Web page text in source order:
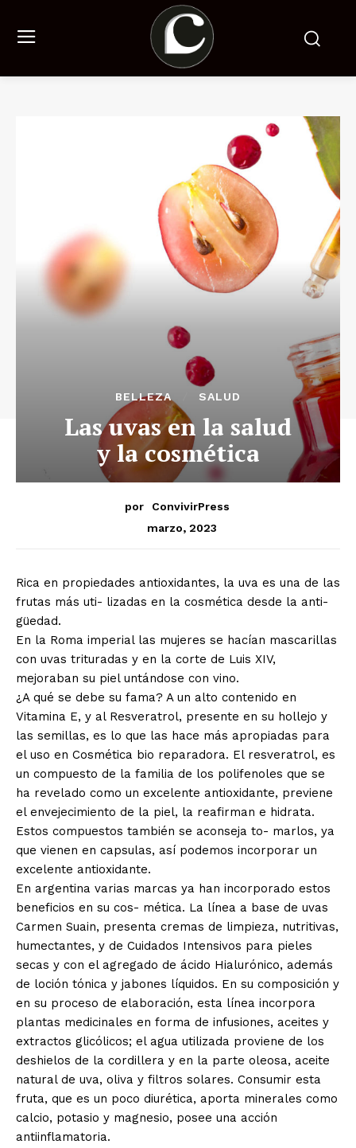
BELLEZA SALUD
Las uvas en la salud
y la cosmética
por
ConvivirPress
marzo, 2023
Rica en propiedades antioxidantes, la uva es una de las
frutas más uti- lizadas en la cosmética desde la anti-
güedad.
En la Roma imperial las mujeres se hacían mascarillas
con uvas trituradas y en la corte de Luis XIV,
mejoraban su piel untándose con vino.
¿A qué se debe su fama? A un alto contenido en
Vitamina E, y al Resveratrol, presente en su hollejo y
las semillas, es lo que las hace más apropiadas para
el uso en Cosmética bio reparadora. El resveratrol, es
un compuesto de la familia de los polifenoles que se
ha revelado como un excelente antioxidante, previene
el envejecimiento de la piel, la reafirman e hidrata.
Estos compuestos también se aconseja to- marlos, ya
que vienen en capsulas, así podemos incorporar un
excelente antioxidante.
En argentina varias marcas ya han incorporado estos
beneficios en su cos- mética. La línea a base de uvas
Carmen Suain, presenta cremas de limpieza, nutritivas,
humectantes, y de Cuidados Intensivos para pieles
secas y con el agregado de ácido Hialurónico, además
de loción tónica y jabones líquidos. En su composición y
en su proceso de elaboración, esta línea incorpora
plantas medicinales en forma de infusiones, aceites y
extractos glicólicos; el agua utilizada proviene de los
deshielos de la cordillera y en la parte oleosa, aceite
natural de uva, oliva y filtros solares. Consumir esta
fruta, que es un poco diurética, aporta minerales como
calcio, potasio y magnesio, posee una acción
antiinflamatoria.